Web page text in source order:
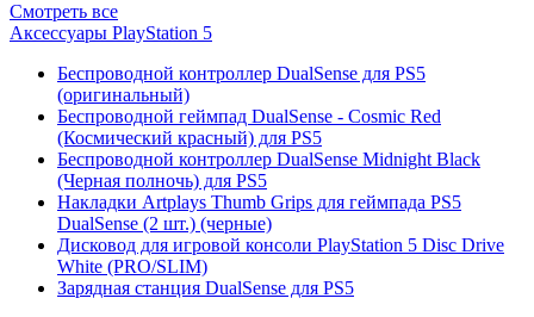
Смотреть все
Аксессуары PlayStation 5
Беспроводной контроллер DualSense для PS5
(оригинальный)
Беспроводной геймпад DualSense - Cosmic Red
(Космический красный) для PS5
Беспроводной контроллер DualSense Midnight Black
(Черная полночь) для PS5
Накладки Artplays Thumb Grips для геймпада PS5
DualSense (2 шт.) (черные)
Дисковод для игровой консоли PlayStation 5 Disc Drive
White (PRO/SLIM)
Зарядная станция DualSense для PS5